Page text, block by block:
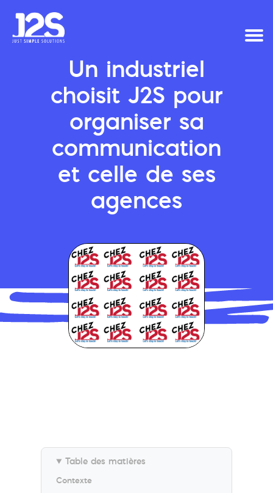
Un industriel
choisit J2S pour
organiser sa
communication
et celle de ses
agences
Table des matières
Contexte